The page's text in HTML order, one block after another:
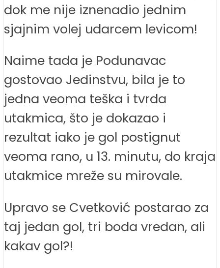
dok me nije iznenadio jednim
sjajnim volej udarcem levicom!
Naime tada je Podunavac
gostovao Jedinstvu, bila je to
jedna veoma teška i tvrda
utakmica, što je dokazao i
rezultat iako je gol postignut
veoma rano, u 13. minutu, do kraja
utakmice mreže su mirovale.
Upravo se Cvetković postarao za
taj jedan gol, tri boda vredan, ali
kakav gol?!